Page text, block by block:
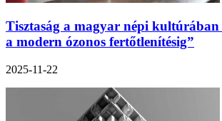
Tisztaság a magyar népi kultúrában
a modern ózonos fertőtlenítésig”
2025-11-22